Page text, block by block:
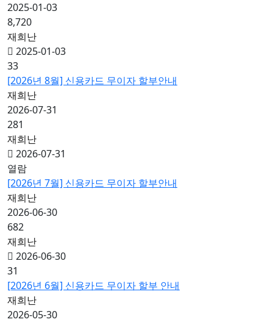
2025-01-03
8,720
재희난
2025-01-03
33
[2026년 8월] 신용카드 무이자 할부안내
재희난
2026-07-31
281
재희난
2026-07-31
열람
[2026년 7월] 신용카드 무이자 할부안내
재희난
2026-06-30
682
재희난
2026-06-30
31
[2026년 6월] 신용카드 무이자 할부 안내
재희난
2026-05-30